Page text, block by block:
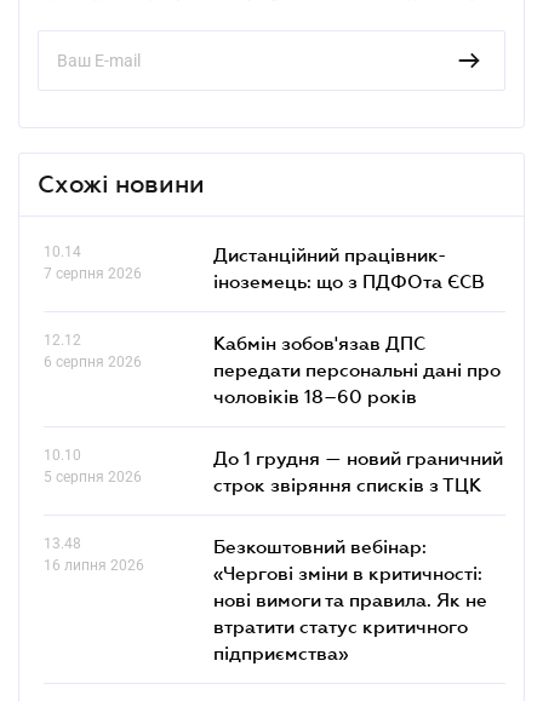
Схожі новини
10.14
7 серпня 2026
Дистанційний працівник-
іноземець: що з ПДФОта ЄСВ
12.12
6 серпня 2026
Кабмін зобов'язав ДПС
передати персональні дані про
чоловіків 18–60 років
10.10
5 серпня 2026
До 1 грудня — новий граничний
строк звіряння списків з ТЦК
13.48
16 липня 2026
Безкоштовний вебінар:
«Чергові зміни в критичності:
нові вимоги та правила. Як не
втратити статус критичного
підприємства»